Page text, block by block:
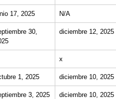
17, 2025 N/A
30,
diciembre 12, 2025
x
1, 2025 diciembre 10, 2025
3, 2025 diciembre 10, 2025